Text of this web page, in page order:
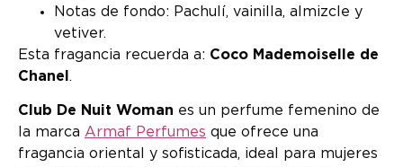
Notas de fondo: Pachulí, vainilla, almizcle y
vetiver.
Esta fragancia recuerda a: Coco Mademoiselle de
Chanel .
Club De Nuit Woman es un perfume femenino de
la marca Armaf Perfumes que ofrece una
fragancia oriental y sofisticada, ideal para mujeres